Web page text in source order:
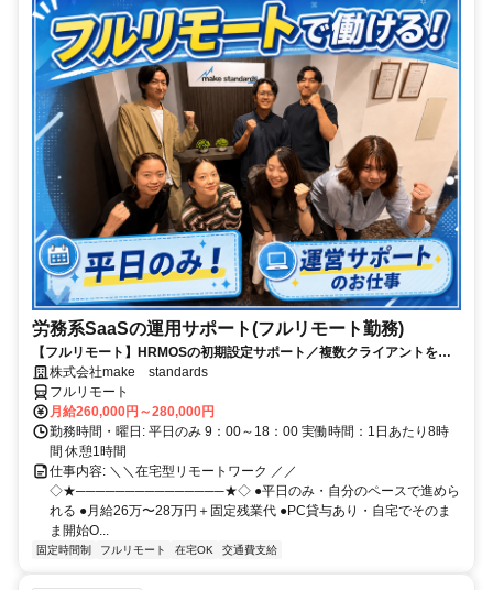
労務系SaaSの運用サポート(フルリモート勤務)
【フルリモート】HRMOSの初期設定サポート／複数クライアントを同
時進行／業務経験無しでもOK
株式会社make standards
フルリモート
月給260,000円～280,000円
勤務時間・曜日: 平日のみ 9：00～18：00 実働時間：1日あたり8時
間 休憩1時間
仕事内容: ＼＼在宅型リモートワーク ／／
◇★───────────────★◇ ●平日のみ・自分のペースで進めら
れる ●月給26万〜28万円＋固定残業代 ●PC貸与あり・自宅でそのま
ま開始O...
固定時間制 フルリモート 在宅OK 交通費支給